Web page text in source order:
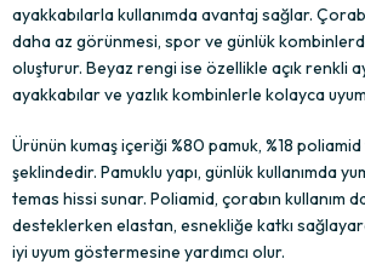
ayakkabılarla kullanımda avantaj sağlar.
daha az görünmesi, spor ve günlük
oluşturur. Beyaz rengi ise özellikle açık renkli
ayakkabılar ve yazlık kombinlerle kolayca
Ürünün kumaş içeriği %80 pamuk, %18
şeklindedir. Pamuklu yapı, günlük kullanımda
temas hissi sunar. Poliamid, çorabın kullanım
desteklerken elastan, esnekliğe katkı
iyi uyum göstermesine yardımcı olur.